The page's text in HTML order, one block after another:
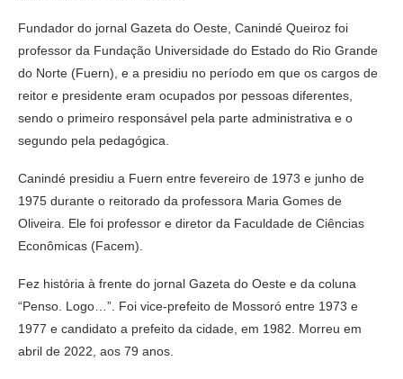
Fundador do jornal Gazeta do Oeste, Canindé Queiroz foi
professor da Fundação Universidade do Estado do Rio Grande
do Norte (Fuern), e a presidiu no período em que os cargos de
reitor e presidente eram ocupados por pessoas diferentes,
sendo o primeiro responsável pela parte administrativa e o
segundo pela pedagógica.
Canindé presidiu a Fuern entre fevereiro de 1973 e junho de
1975 durante o reitorado da professora Maria Gomes de
Oliveira. Ele foi professor e diretor da Faculdade de Ciências
Econômicas (Facem).
Fez história à frente do jornal Gazeta do Oeste e da coluna
“Penso. Logo…”. Foi vice-prefeito de Mossoró entre 1973 e
1977 e candidato a prefeito da cidade, em 1982. Morreu em
abril de 2022, aos 79 anos.